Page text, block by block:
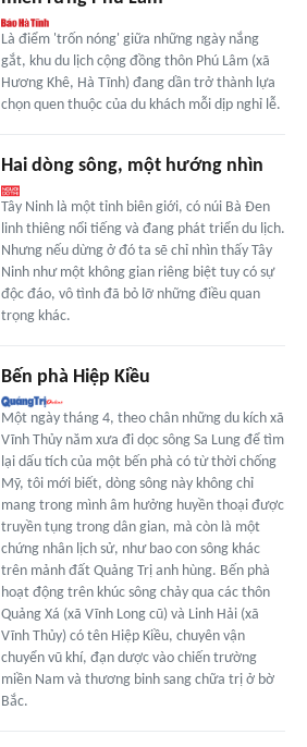
Là điểm 'trốn nóng' giữa những ngày nắng
gắt, khu du lịch cộng đồng thôn Phú Lâm (xã
Hương Khê, Hà Tĩnh) đang dần trở thành lựa
chọn quen thuộc của du khách mỗi dịp nghỉ lễ.
Hai dòng sông, một hướng nhìn
Tây Ninh là một tỉnh biên giới, có núi Bà Đen
linh thiêng nổi tiếng và đang phát triển du lịch.
Nhưng nếu dừng ở đó ta sẽ chỉ nhìn thấy Tây
Ninh như một không gian riêng biệt tuy có sự
độc đáo, vô tình đã bỏ lỡ những điều quan
trọng khác.
Bến phà Hiệp Kiều
Một ngày tháng 4, theo chân những du kích xã
Vĩnh Thủy năm xưa đi dọc sông Sa Lung để tìm
lại dấu tích của một bến phà có từ thời chống
Mỹ, tôi mới biết, dòng sông này không chỉ
mang trong mình âm hưởng huyền thoại được
truyền tụng trong dân gian, mà còn là một
chứng nhân lịch sử, như bao con sông khác
trên mảnh đất Quảng Trị anh hùng. Bến phà
hoạt động trên khúc sông chảy qua các thôn
Quảng Xá (xã Vĩnh Long cũ) và Linh Hải (xã
Vĩnh Thủy) có tên Hiệp Kiều, chuyên vận
chuyển vũ khí, đạn dược vào chiến trường
miền Nam và thương binh sang chữa trị ở bờ
Bắc.